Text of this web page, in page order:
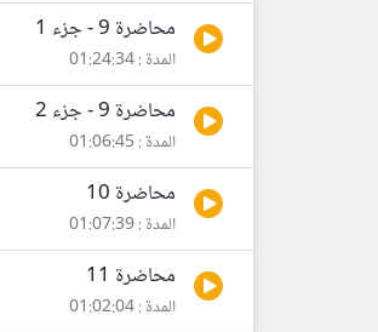
محاضرة 9 - جزء 1
المدة : 01:24:34
محاضرة 9 - جزء 2
المدة : 01:06:45
محاضرة 10
المدة : 01:07:39
محاضرة 11
المدة : 01:02:04